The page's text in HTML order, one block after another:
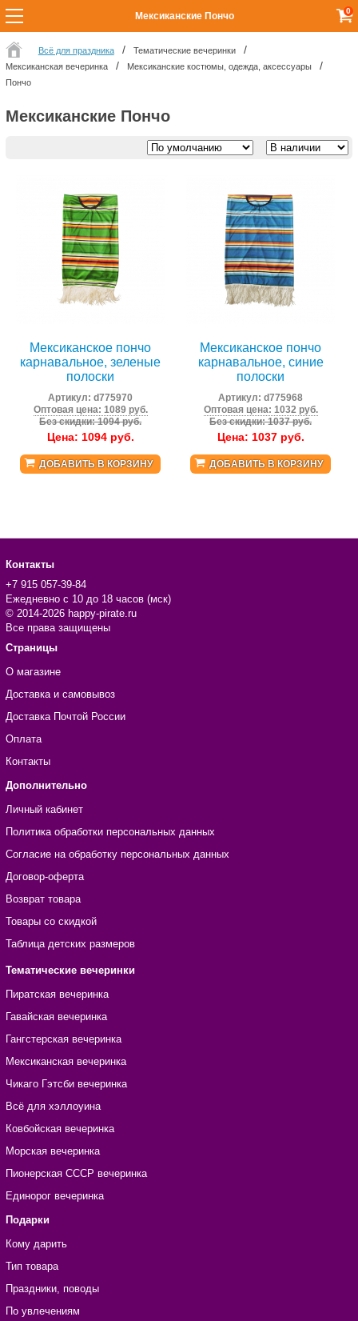
Всё для праздника
Тематические вечеринки
Мексиканская вечеринка
Мексиканские костюмы, одежда, аксессуары
Пончо
Мексиканские Пончо
Мексиканское пончо
карнавальное, зеленые
полоски
Артикул:d775970
Оптовая цена: 1089 руб.
Без скидки: 1094 руб.
Цена: 1094руб.
ДОБАВИТЬ В КОРЗИНУ
Мексиканское пончо
карнавальное, синие
полоски
Артикул:d775968
Оптовая цена: 1032 руб.
Без скидки: 1037 руб.
Цена: 1037руб.
ДОБАВИТЬ В КОРЗИНУ
Контакты
+7 915 057-39-84
Ежедневно с 10 до 18 часов (мск)
© 2014-2026 happy-pirate.ru
Все права защищены
Страницы
О магазине
Доставка и самовывоз
Доставка Почтой России
Оплата
Контакты
Дополнительно
Личный кабинет
Политика обработки персональных данных
Согласие на обработку персональных данных
Договор-оферта
Возврат товара
Товары со скидкой
Таблица детских размеров
Тематические вечеринки
Пиратская вечеринка
Гавайская вечеринка
Гангстерская вечеринка
Мексиканская вечеринка
Чикаго Гэтсби вечеринка
Всё для хэллоуина
Ковбойская вечеринка
Морская вечеринка
Пионерская СССР вечеринка
Единорог вечеринка
Подарки
Кому дарить
Тип товара
Праздники, поводы
По увлечениям
Мексиканские Пончо 0